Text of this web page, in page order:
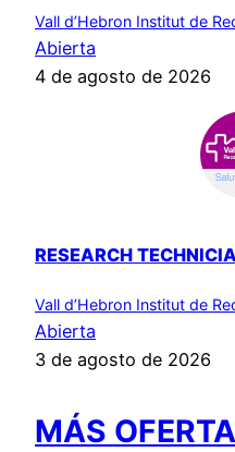
Vall d’Hebron Institut de
Abierta
4 de agosto de 2026
RESEARCH
Vall d’Hebron Institut de
Abierta
3 de agosto de 2026
MÁS